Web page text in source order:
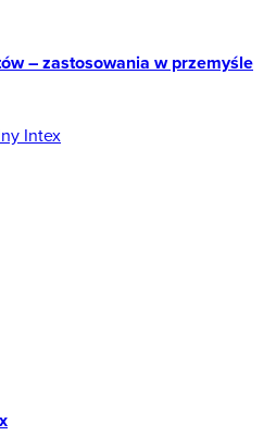
– zastosowania w przemyśle